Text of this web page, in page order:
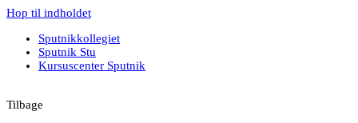
Hop til indholdet
Sputnikkollegiet
Sputnik Stu
Kursuscenter Sputnik
Tilbage